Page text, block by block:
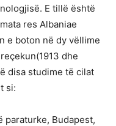
E tillë është
res Albaniae
e boton në dy vëllime
dhe
disa studime të cilat
si:
paraturke, Budapest,